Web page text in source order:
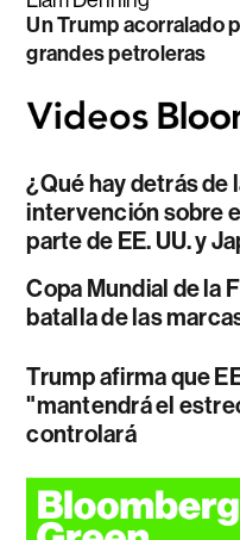
Un Trump acorralado
grandes petroleras
¿Qué hay detrás de
intervención sobre
parte de EE. UU. y
Copa Mundial de la
batalla de las
Trump afirma que
"mantendrá el
controlará